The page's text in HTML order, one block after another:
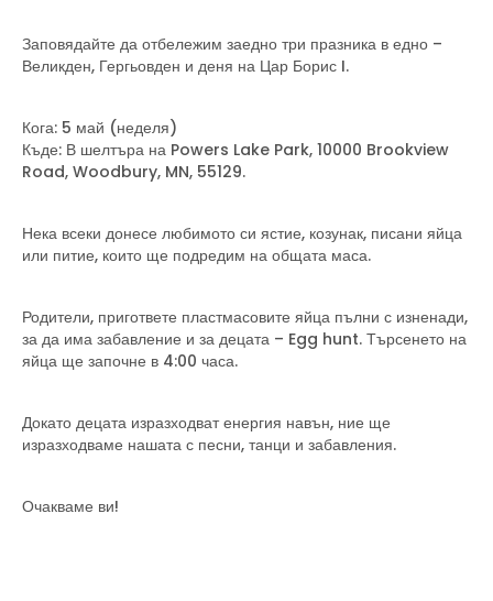
Заповядайте да отбележим заедно три празника в едно –
Великден, Гергьовден и деня на Цар Борис I.
Кога: 5 май (неделя)
Къде: В шелтъра на Powers Lake Park, 10000 Brookview
Road, Woodbury, MN, 55129.
Нека всеки донесе любимото си ястие, козунак, писани яйца
или питие, които ще подредим на общата маса.
Родители, пригответе пластмасовите яйца пълни с изненади,
за да има забавление и за децата – Egg hunt. Търсенето на
яйца ще започне в 4:00 часа.
Докато децата изразходват енергия навън, ние ще
изразходваме нашата с песни, танци и забавления.
Очакваме ви!